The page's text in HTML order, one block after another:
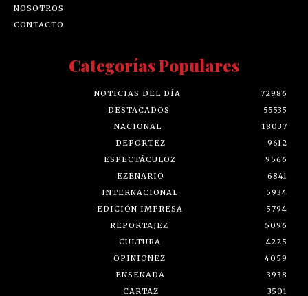
NOSOTROS
CONTACTO
Categorías Populares
NOTICIAS DEL DÍA
72986
DESTACADOS
55535
NACIONAL
18037
DEPORTEZ
9612
ESPECTÁCULOZ
9566
EZENARIO
6841
INTERNACIONAL
5934
EDICIÓN IMPRESA
5794
REPORTAJEZ
5096
CULTURA
4225
OPINIONEZ
4059
ENSENADA
3938
CARTAZ
3501